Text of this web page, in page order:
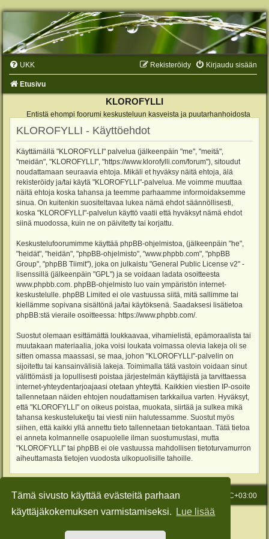
Tämä sivusto käyttää evästeitä parhaan
käyttäjäkokemuksen varmistamiseksi.
Lue lisää
UKK Kirjaudu sisään
Rekisteröidy
Etusivu
KLOROFYLLI
Entistä ehompi foorumi keskusteluun kasveista ja puutarhanhoidosta
KLOROFYLLI - Käyttöehdot
Käyttämällä "KLOROFYLLI" palvelua (jälkeenpäin "me", "meitä",
"meidän", "KLOROFYLLI", "https://www.klorofylli.com/forum"), sitoudut
noudattamaan seuraavia ehtoja. Mikäli et hyväksy näitä ehtoja, älä
rekisteröidy ja/tai käytä "KLOROFYLLI"-palvelua. Me voimme muuttaa
näitä ehtoja koska tahansa ja teemme parhaamme informoidaksemme
sinua. On kuitenkin suositeltavaa lukea nämä ehdot säännöllisesti,
koska "KLOROFYLLI"-palvelun käyttö vaatii että hyväksyt nämä ehdot
siinä muodossa, kuin ne on päivitetty tai korjattu.
Keskustelufoorumimme käyttää phpBB-ohjelmistoa, (jälkeenpäin "he",
"heidät", "heidän", "phpBB-ohjelmisto", "www.phpbb.com", "phpBB
Group", "phpBB Tiimit"), joka on julkaistu "General Public License v2" -
lisenssillä (jälkeenpäin "GPL") ja se voidaan ladata osoitteesta
www.phpbb.com . phpBB-ohjelmisto luo vain ympäristön internet-
keskustelulle. phpBB Limited ei ole vastuussa siitä, mitä sallimme tai
kiellämme sopivana sisältönä ja/tai käytöksenä. Saadaksesi lisätietoa
phpBB:stä vieraile osoitteessa: https://www.phpbb.com/.
Suostut olemaan esittämättä loukkaavaa, vihamielistä, epämoraalista tai
muutakaan materiaalia, joka voisi loukata voimassa olevia lakeja oli se
sitten omassa maassasi, se maa, johon "KLOROFYLLI"-palvelin on
sijoitettu tai kansainvälisiä lakeja. Toimimalla tätä vastoin voidaan sinut
välittömästi ja lopullisesti poistaa järjestelmän käyttäjistä ja tarvittaessa
internet-yhteydentarjoajaasi otetaan yhteyttä. Kaikkien viestien IP-osoite
tallennetaan näiden ehtojen noudattamisen tarkkailua varten. Hyväksyt,
että "KLOROFYLLI" on oikeus poistaa, muokata, siirtää ja sulkea mikä
tahansa keskusteluketju tai viesti niin halutessamme. Suostut myös
siihen, että kaikki yllä annettu tieto tallennetaan tietokantaan. Tätä tietoa
ei anneta kolmannelle osapuolelle ilman suostumustasi, mutta
"KLOROFYLLI" tai phpBB ei ole vastuussa mahdollisen tietoturvamurron
aiheuttamasta tietojen vuodosta ulkopuolisille tahoille.
Etusivu Kaikki ajat ovat UTC+03:00
Viesti Ylläpidolle
Keskustelufoorumin ohjelmistophpBB® Forum Software © phpBB Limited